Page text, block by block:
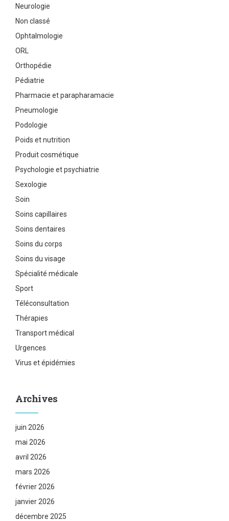
Neurologie
Non classé
Ophtalmologie
ORL
Orthopédie
Pédiatrie
Pharmacie et parapharamacie
Pneumologie
Podologie
Poids et nutrition
Produit cosmétique
Psychologie et psychiatrie
Sexologie
Soin
Soins capillaires
Soins dentaires
Soins du corps
Soins du visage
Spécialité médicale
Sport
Téléconsultation
Thérapies
Transport médical
Urgences
Virus et épidémies
Archives
juin 2026
mai 2026
avril 2026
mars 2026
février 2026
janvier 2026
décembre 2025